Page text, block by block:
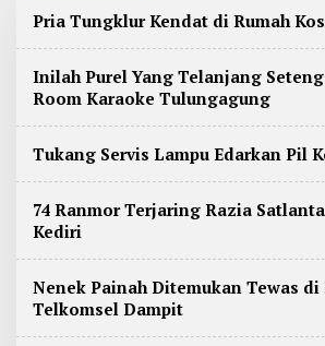
B
r
i
t
a
O
l
i
e
J
a
w
a
T
i
m
Pria Tungklur Kendat di Rumah
Inilah Purel Yang Telanjang
Room Karaoke Tulungagung
Tukang Servis Lampu Edarkan Pil
74 Ranmor Terjaring Razia
Kediri
Nenek Painah Ditemukan Tewas
Telkomsel Dampit